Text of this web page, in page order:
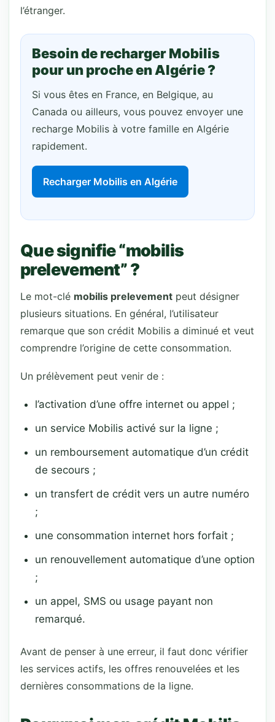
l’étranger.
Besoin de recharger Mobilis
pour un proche en Algérie ?
Si vous êtes en France, en Belgique, au
Canada ou ailleurs, vous pouvez envoyer une
recharge Mobilis à votre famille en Algérie
rapidement.
Recharger Mobilis en Algérie
Que signifie “mobilis
prelevement” ?
Le mot-clé mobilis prelevement peut désigner
plusieurs situations. En général, l’utilisateur
remarque que son crédit Mobilis a diminué et veut
comprendre l’origine de cette consommation.
Un prélèvement peut venir de :
l’activation d’une offre internet ou appel ;
un service Mobilis activé sur la ligne ;
un remboursement automatique d’un crédit
de secours ;
un transfert de crédit vers un autre numéro
;
une consommation internet hors forfait ;
un renouvellement automatique d’une option
;
un appel, SMS ou usage payant non
remarqué.
Avant de penser à une erreur, il faut donc vérifier
les services actifs, les offres renouvelées et les
dernières consommations de la ligne.